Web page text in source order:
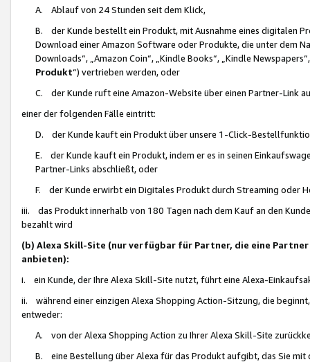
A. Ablauf von 24 Stunden seit dem Klick,
B. der Kunde bestellt ein Produkt, mit Ausnahme eines digitalen
Download einer Amazon Software oder Produkte, die unter dem
Downloads“, „Amazon Coin“, „Kindle Books“, „Kindle
Produkt“) vertrieben werden, oder
C. der Kunde ruft eine Amazon-Website über einen Partner-Link
einer der folgenden Fälle eintritt:
D. der Kunde kauft ein Produkt über unsere 1-Click-
E. der Kunde kauft ein Produkt, indem er es in seinen
Partner-Links abschließt, oder
F. der Kunde erwirbt ein Digitales Produkt durch Streaming oder
iii. das Produkt innerhalb von 180 Tagen nach dem Kauf an den
bezahlt wird
(b) Alexa Skill-Site (nur verfügbar für Partner, die eine
anbieten):
i. ein Kunde, der Ihre Alexa Skill-Site nutzt, führt eine Alexa-
ii. während einer einzigen Alexa Shopping Action-Sitzung, die
entweder:
A. von der Alexa Shopping Action zu Ihrer Alexa Skill-Site
B. eine Bestellung über Alexa für das Produkt aufgibt, das Sie mit